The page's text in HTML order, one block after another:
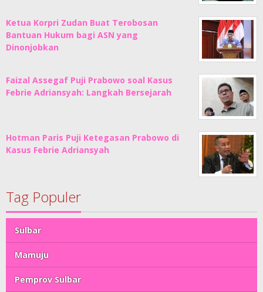
Ketua Korpri Zudan Buat Terobosan
Bantuan Hukum bagi ASN yang
Dinonjobkan
Faizal Assegaf Puji Prabowo soal Kasus
Febrie Adriansyah: Langkah Bersejarah
Hotman Paris Puji Ketegasan Prabowo di
Kasus Febrie Adriansyah
Tag Populer
Sulbar
Mamuju
Pemprov Sulbar